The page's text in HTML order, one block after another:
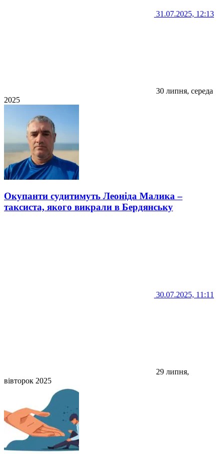
31.07.2025, 12:13
30 липня, середа
2025
Окупанти судитимуть Леоніда Малика –
таксиста, якого викрали в Бердянську
30.07.2025, 11:11
29 липня,
вівторок 2025